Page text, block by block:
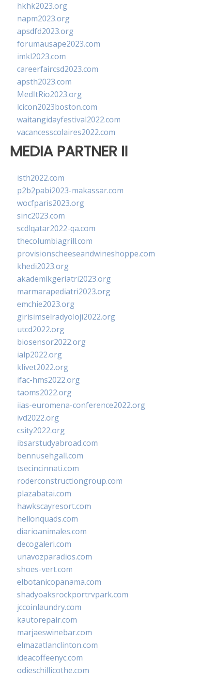
hkhk2023.org
napm2023.org
apsdfd2023.org
forumausape2023.com
imkl2023.com
careerfaircsd2023.com
apsth2023.com
MedItRio2023.org
lcicon2023boston.com
waitangidayfestival2022.com
vacancesscolaires2022.com
MEDIA PARTNER II
isth2022.com
p2b2pabi2023-makassar.com
wocfparis2023.org
sinc2023.com
scdlqatar2022-qa.com
thecolumbiagrill.com
provisionscheeseandwineshoppe.com
khedi2023.org
akademikgeriatri2023.org
marmarapediatri2023.org
emchie2023.org
girisimselradyoloji2022.org
utcd2022.org
biosensor2022.org
ialp2022.org
klivet2022.org
ifac-hms2022.org
taoms2022.org
iias-euromena-conference2022.org
ivd2022.org
csity2022.org
ibsarstudyabroad.com
bennusehgall.com
tsecincinnati.com
roderconstructiongroup.com
plazabatai.com
hawkscayresort.com
hellonquads.com
diarioanimales.com
decogaleri.com
unavozparadios.com
shoes-vert.com
elbotanicopanama.com
shadyoaksrockportrvpark.com
jccoinlaundry.com
kautorepair.com
marjaeswinebar.com
elmazatlanclinton.com
ideacoffeenyc.com
odieschillicothe.com